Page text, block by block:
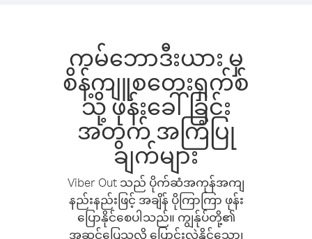
ကမ်ဘောဒီးယား မှ
စိန့်ကျူစတေးရှက်စ်
သို့ ဖုန်းခေါ်ခြင်း
အတွက် အကြံပြု
ချက်များ
Viber Out သည် ပိုက်ဆံအကုန်အကျ
နည်းနည်းဖြင့် အချိန် ပိုကြာကြာ ဖုန်း
ပြောနိုင်စေပါသည်။ ကျွန်ုပ်တို့၏
အဆင်ပြေသလို ပြောင်းလဲနိုင်သော၊